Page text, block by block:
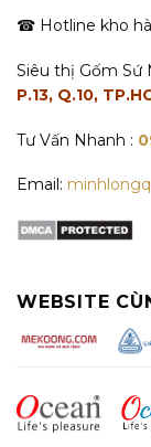
☎ Hotline kho
Siêu thị Gốm Sứ
P.13, Q.10,
Tư Vấn Nhanh :
Email:
WEBSITE